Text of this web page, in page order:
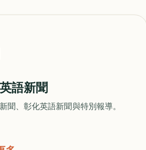
語新聞
聞、彰化英語新聞與特別報導。